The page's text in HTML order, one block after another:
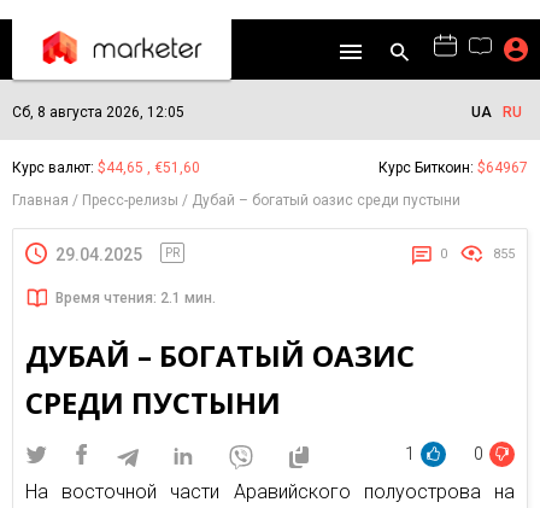
Сб, 8 августа 2026, 12:05 UA RU
Курс валют: $44,65 , €51,60 Курс Биткоин: $64967
Главная
Пресс-релизы Дубай – богатый оазис среди пустыни
29.04.2025 PR 0 855
Время чтения: 2.1 мин.
ДУБАЙ – БОГАТЫЙ ОАЗИС
СРЕДИ ПУСТЫНИ
1 0
На восточной части Аравийского полуострова на